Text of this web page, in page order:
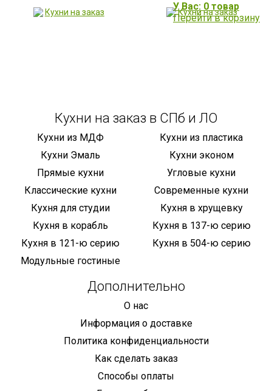
У Вас: 0 товар
Перейти в корзину
Кухни на заказ в СПб и ЛО
Кухни из МДФ
Кухни из пластика
Кухни Эмаль
Кухни эконом
Прямые кухни
Угловые кухни
Классические кухни
Современные кухни
Кухня для студии
Кухня в хрущевку
Кухня в корабль
Кухня в 137-ю серию
Кухня в 121-ю серию
Кухня в 504-ю серию
Модульные гостиные
Дополнительно
О нас
Информация о доставке
Политика конфиденциальности
Как сделать заказ
Способы оплаты